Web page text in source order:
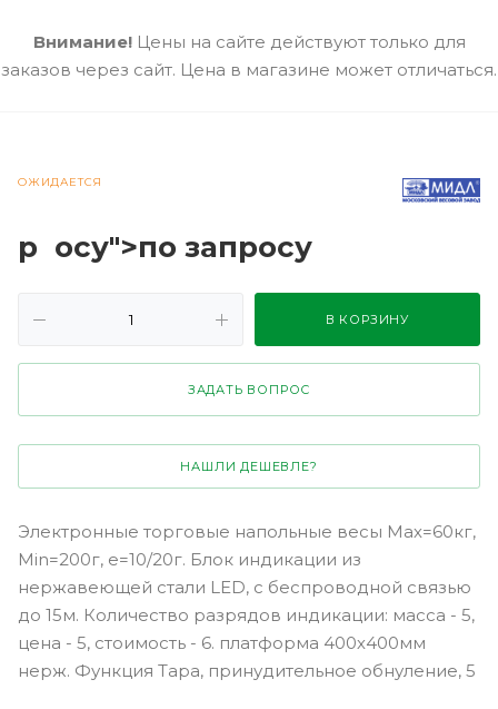
Внимание!Цены на сайте действуют только для
заказов через сайт. Цена в магазине может отличаться.
ОЖИДАЕТСЯ
р осу">по запросу
В КОРЗИНУ
ЗАДАТЬ ВОПРОС
НАШЛИ ДЕШЕВЛЕ?
Электронные торговые напольные весы Мах=60кг,
Min=200г, e=10/20г. Блок индикации из
нержавеющей стали LED, с беспроводной связью
до 15м. Количество разрядов индикации: масса - 5,
цена - 5, стоимость - 6. платформа 400х400мм
нерж. Функция Тара, принудительное обнуление, 5